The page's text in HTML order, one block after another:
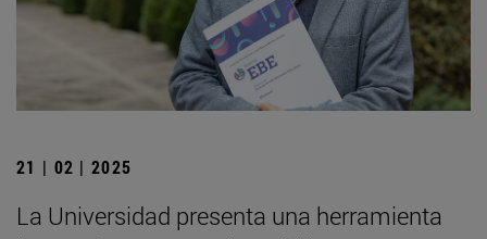
21 | 02 | 2025
La Universidad presenta una herramienta